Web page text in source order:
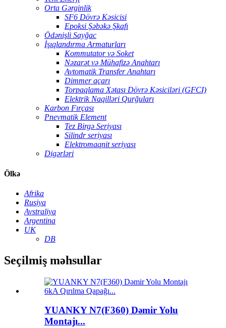
Orta Gərginlik
SF6 Dövrə Kəsicisi
Epoksi Şəbəkə Şkafı
Ödənişli Sayğac
İşıqlandırma Armaturları
Kommutator və Soket
Nəzarət və Mühafizə Anahtarı
Avtomatik Transfer Anahtarı
Dimmer açarı
Torpaqlama Xətası Dövrə Kəsiciləri (GFCI)
Elektrik Naqilləri Qurğuları
Karbon Fırçası
Pnevmatik Element
Tez Birgə Seriyası
Silindr seriyası
Elektromaqnit seriyası
Digərləri
Ölkə
Afrika
Rusiya
Avstraliya
Argentina
UK
DB
Seçilmiş məhsullar
YUANKY N7(F360) Dəmir Yolu
Montajı...